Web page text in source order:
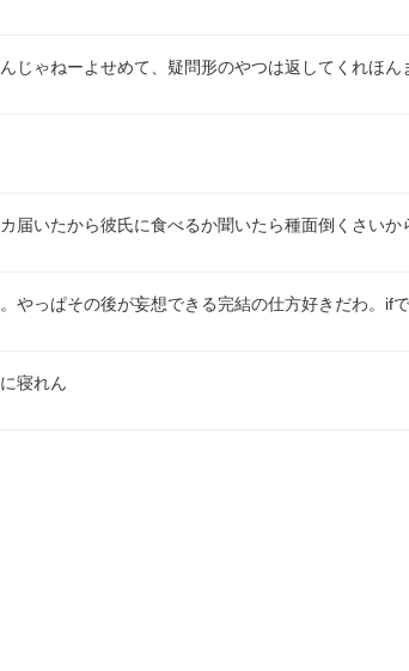
じゃねーよせめて、疑問形のやつは返してくれほん
届いたから彼氏に食べるか聞いたら種面倒くさいか
やっぱその後が妄想できる完結の仕方好きだわ。if
寝れん